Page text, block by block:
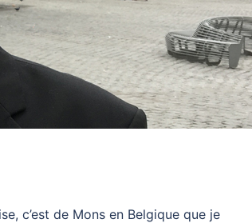
c’est de Mons en Belgique que je